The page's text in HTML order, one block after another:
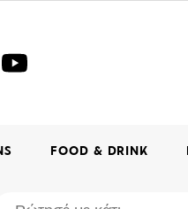
FOOD & DRINK